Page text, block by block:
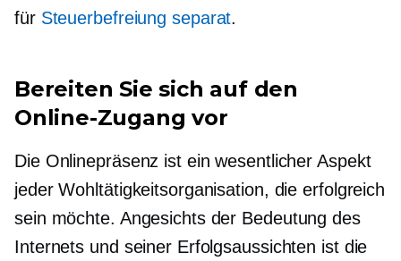
für Steuerbefreiung separat.
Bereiten Sie sich auf den
Online-Zugang vor
Die Onlinepräsenz ist ein wesentlicher Aspekt
jeder Wohltätigkeitsorganisation, die erfolgreich
sein möchte. Angesichts der Bedeutung des
Internets und seiner Erfolgsaussichten ist die